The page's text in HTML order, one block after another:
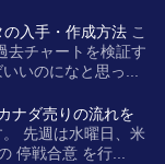
の入手・作成方法 こ
去チャートを検証す
いのになと思っ...
ナダ売りの流れを
先週は水曜日、米
停戦合意 を行...